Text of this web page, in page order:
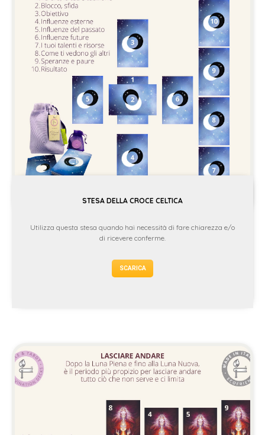
STESA DELLA CROCE CELTICA
Utilizza questa stesa quando hai necessità di fare chiarezza e/o
di ricevere conferme.
SCARICA